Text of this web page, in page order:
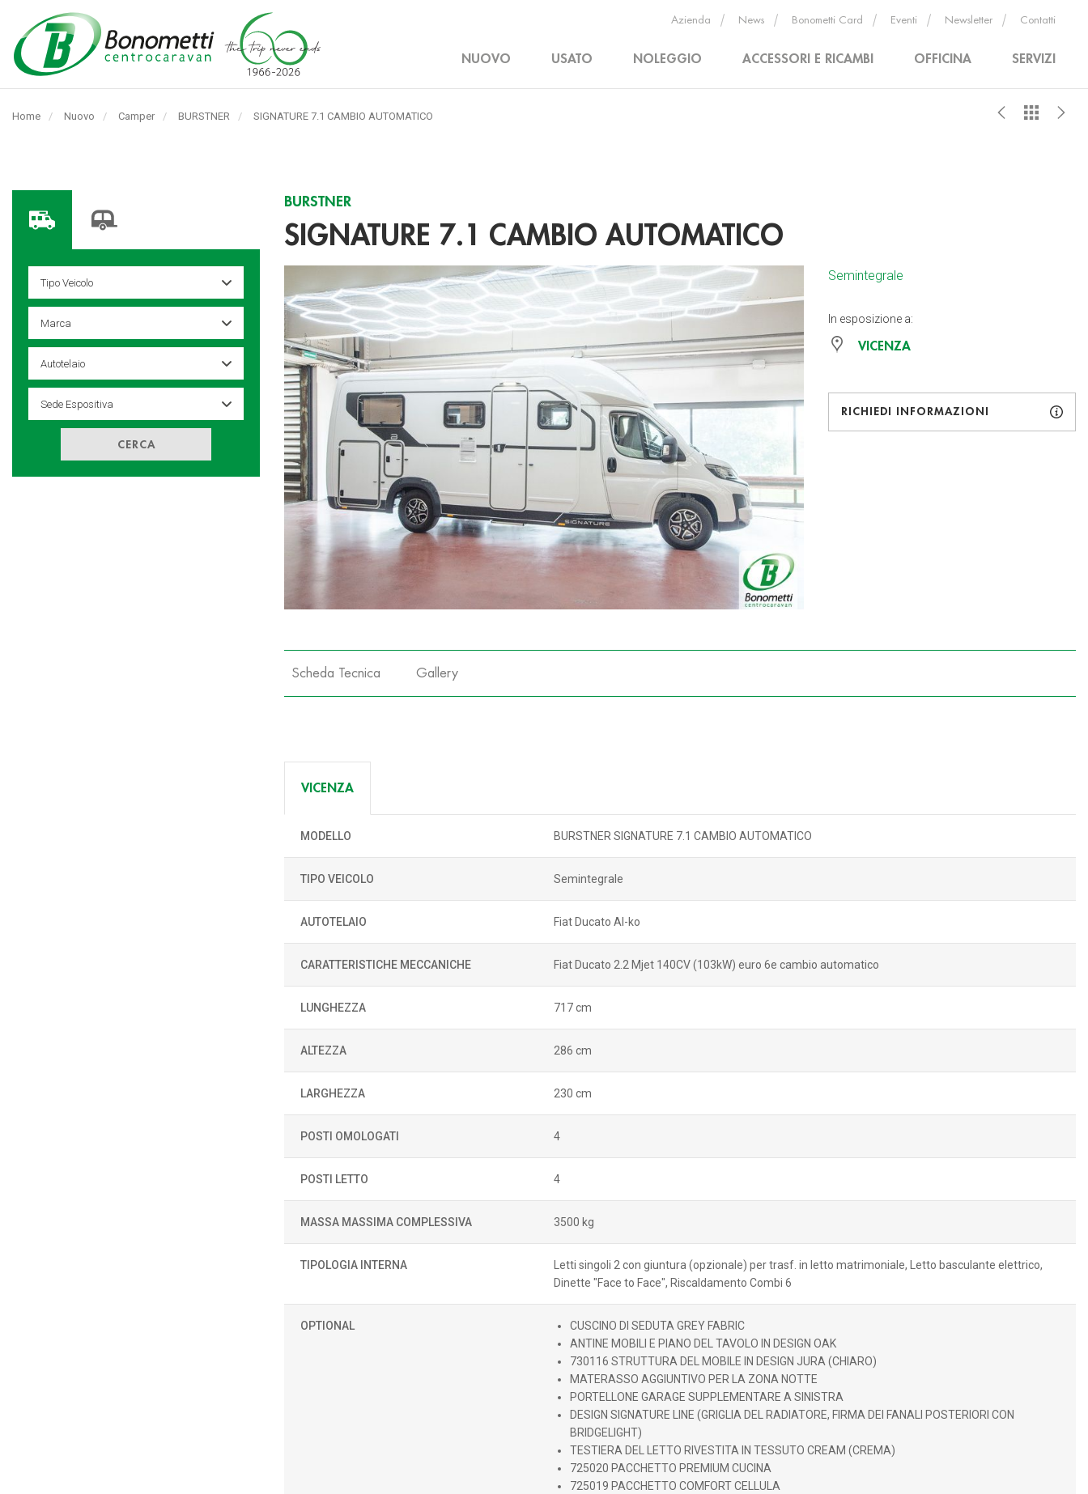
Automarket
Srl
NUOVO USATO NOLEGGIO ACCESSORI E RICAMBI OFFICINA SERVIZI
Azienda News Bonometti Card Eventi Newsletter Contatti
Home Nuovo Camper BURSTNER
Pagina
SIGNATURE 7.1 CAMBIO AUTOMATICO
CERCA
BURSTNER
SIGNATURE 7.1 CAMBIO AUTOMATICO
Semintegrale
In esposizione a:
VICENZA
RICHIEDI INFORMAZIONI
Scheda Tecnica Gallery
VICENZA
MODELLO BURSTNER SIGNATURE 7.1 CAMBIO AUTOMATICO
TIPO VEICOLO Semintegrale
AUTOTELAIO Fiat Ducato Al-ko
CARATTERISTICHE MECCANICHE Fiat Ducato 2.2 Mjet 140CV (103kW) euro 6e cambio automatico
LUNGHEZZA 717 cm
ALTEZZA 286 cm
LARGHEZZA 230 cm
POSTI OMOLOGATI 4
POSTI LETTO 4
MASSA MASSIMA COMPLESSIVA 3500 kg
TIPOLOGIA INTERNA
Letti singoli 2 con giuntura (opzionale) per trasf. in letto matrimoniale, Letto basculante elettrico,
Dinette "Face to Face", Riscaldamento Combi 6
OPTIONAL
CUSCINO DI SEDUTA GREY FABRIC
ANTINE MOBILI E PIANO DEL TAVOLO IN DESIGN OAK
730116 STRUTTURA DEL MOBILE IN DESIGN JURA (CHIARO)
MATERASSO AGGIUNTIVO PER LA ZONA NOTTE
PORTELLONE GARAGE SUPPLEMENTARE A SINISTRA
DESIGN SIGNATURE LINE (GRIGLIA DEL RADIATORE, FIRMA DEI FANALI POSTERIORI CON
BRIDGELIGHT)
TESTIERA DEL LETTO RIVESTITA IN TESSUTO CREAM (CREMA)
725020 PACCHETTO PREMIUM CUCINA
725019 PACCHETTO COMFORT CELLULA